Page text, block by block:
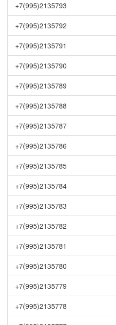
+7(995)2135793
+7(995)2135792
+7(995)2135791
+7(995)2135790
+7(995)2135789
+7(995)2135788
+7(995)2135787
+7(995)2135786
+7(995)2135785
+7(995)2135784
+7(995)2135783
+7(995)2135782
+7(995)2135781
+7(995)2135780
+7(995)2135779
+7(995)2135778